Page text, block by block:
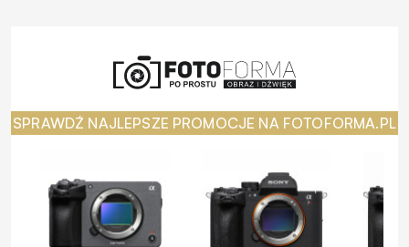
SPRAWDŹ NAJLEPSZE PROMOCJE NA FOTOFORMA.PL